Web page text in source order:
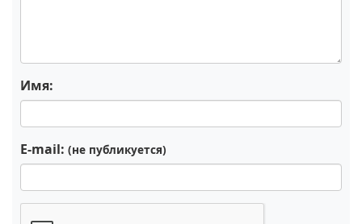
Имя:
E-mail: (не публикуется)